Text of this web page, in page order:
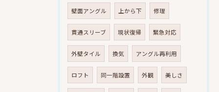
壁面アングル 上から下 修理
貫通スリーブ 現状復帰 緊急対応
外壁タイル 換気 アングル再利用
ロフト 同一階設置 外観 美しさ